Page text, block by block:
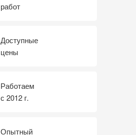
работ
Доступные
цены
Работаем
с 2012 г.
Опытный